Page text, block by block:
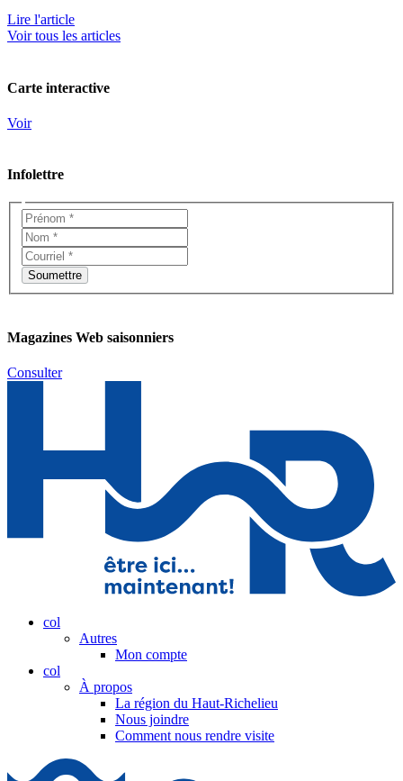
Lire l'article
Voir tous les articles
Carte interactive
Voir
Infolettre
Magazines Web saisonniers
Consulter
col
Autres
Mon compte
col
À propos
La région du Haut-Richelieu
Nous joindre
Comment nous rendre visite